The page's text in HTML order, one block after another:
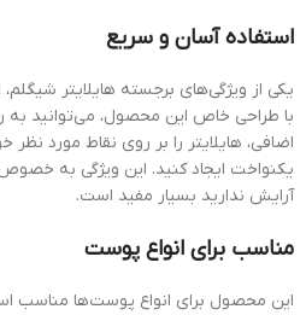
استفاده آسان و سریع
یکی از ویژگی‌های برجسته هایلایتر
با طراحی خاص این محصول، می‌توانید به
اضافی، هایلایتر را بر روی نقاط مورد
یکنواخت ایجاد کنید. این ویژگی به
آرایش ندارید بسیار مفید است.
مناسب برای انواع پوست
این محصول برای انواع پوست‌ها مناسب